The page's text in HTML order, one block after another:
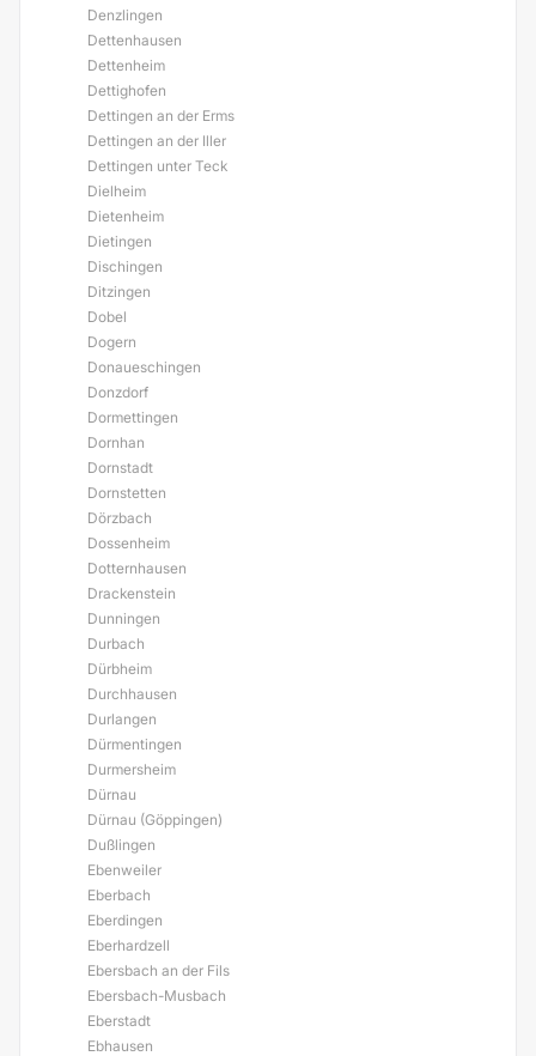
Denzlingen
Dettenhausen
Dettenheim
Dettighofen
Dettingen an der Erms
Dettingen an der Iller
Dettingen unter Teck
Dielheim
Dietenheim
Dietingen
Dischingen
Ditzingen
Dobel
Dogern
Donaueschingen
Donzdorf
Dormettingen
Dornhan
Dornstadt
Dornstetten
Dörzbach
Dossenheim
Dotternhausen
Drackenstein
Dunningen
Durbach
Dürbheim
Durchhausen
Durlangen
Dürmentingen
Durmersheim
Dürnau
Dürnau (Göppingen)
Dußlingen
Ebenweiler
Eberbach
Eberdingen
Eberhardzell
Ebersbach an der Fils
Ebersbach-Musbach
Eberstadt
Ebhausen